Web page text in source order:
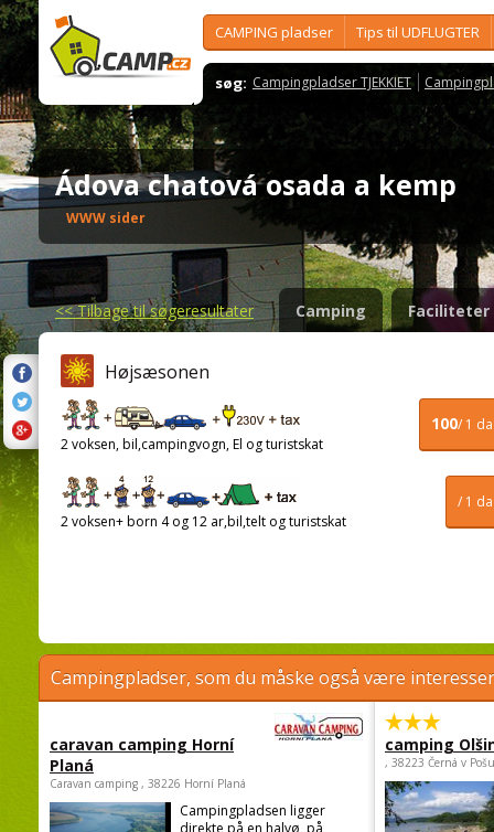
CAMPING pladser Tips til UDFLUGTER
søg: Campingpladser TJEKKIET
Ádova chatová osada a kemp
WWW sider
<<Tilbage til søgeresultater Camping Faciliteter
Højsæsonen
100/ 1
2 voksen, bil,campingvogn, El og turistskat
/ 1
2 voksen+ born 4 og 12 ar,bil,telt og turistskat
Campingpladser, som du måske også være
caravan camping Horní
Planá
Caravan camping , 38226 Horní Planá
Campingpladsen ligger
camping
, 38223 Černá v